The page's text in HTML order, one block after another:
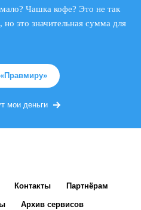
Чашка кофе? Это не так
это значительная сумма для
мои деньги
Контакты Партнёрам
Архив сервисов